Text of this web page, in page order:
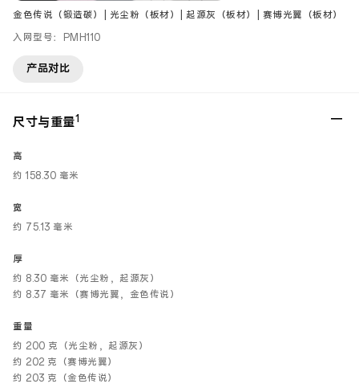
金色传说（锻造碳）| 光尘粉（板材）| 起源灰（板材）| 赛博光翼（板材）
入网型号：PMH110
产品对比
尺寸与重量1
高
约 158.30 毫米
宽
约 75.13 毫米
厚
约 8.30 毫米（光尘粉，起源灰）
约 8.37 毫米（赛博光翼，金色传说）
重量
约 200 克（光尘粉，起源灰）
约 202 克（赛博光翼）
约 203 克（金色传说）